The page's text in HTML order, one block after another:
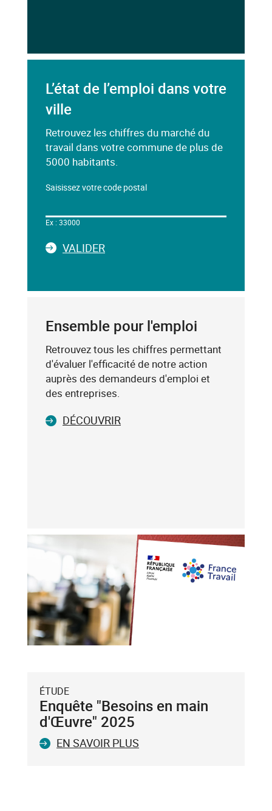
L’état de l’emploi dans votre
ville
Retrouvez les chiffres du marché du
travail dans votre commune de plus de
5000 habitants.
Saisissez votre code postal
le
ci-
un
clé
(exemple
:
75019),
sélectionnez-
le
la
et
flèche
puis
validez-
le
avec
la
du
clavier.
Vous
ne
pouvez
Ex : 33000
VALIDERLA
CODE
Ensemble pour l'emploi
Retrouvez tous les chiffres permettant
d'évaluer l'efficacité de notre action
auprès des demandeurs d'emploi et
des entreprises.
DÉCOUVRIR
ÉTUDE
Enquête "Besoins en main
d'Œuvre" 2025
EN SAVOIR PLUS